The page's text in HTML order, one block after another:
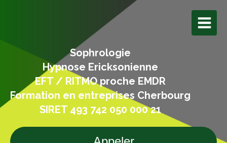
Sophrologie
Hypnose Ericksonienne
EFT / RITMO proche EMDR
Formation en entreprises Cherbourg
SIRET 493 742 050 000 21